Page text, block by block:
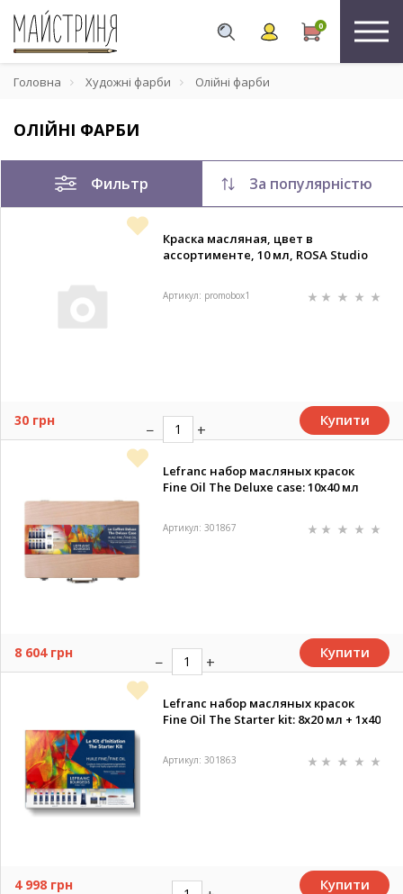
0
Головна Художні фарби Олійні фарби
ОЛІЙНІ ФАРБИ
Фильтр За популярністю
Краска масляная, цвет в
ассортименте, 10 мл, ROSA Studio
Артикул: promobox1
30 грн Купити
Lefranc набор масляных красок
Fine Oil The Deluxe case: 10х40 мл
Артикул: 301867
8 604 грн Купити
Lefranc набор масляных красок
Fine Oil The Starter kit: 8х20 мл + 1х40
Артикул: 301863
4 998 грн Купити